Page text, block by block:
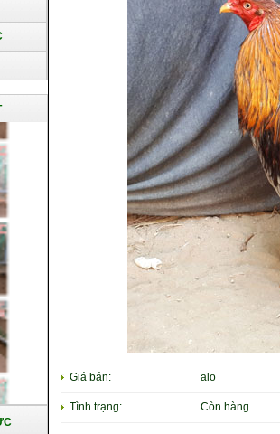
Giá bán: alo
Tình trạng: Còn hàng